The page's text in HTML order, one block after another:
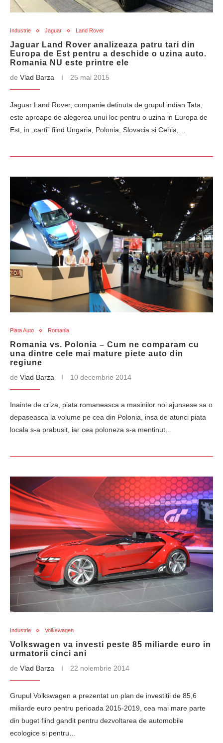
Industrie Jaguar Land Rover
Jaguar Land Rover analizeaza patru tari din
Europa de Est pentru a deschide o uzina auto.
Romania NU este printre ele
de Vlad Barza 25 mai 2015
Jaguar Land Rover, companie detinuta de grupul indian Tata,
este aproape de alegerea unui loc pentru o uzina in Europa de
Est, in „carti” fiind Ungaria, Polonia, Slovacia si Cehia,…
Piata Auto Romania
Romania vs. Polonia – Cum ne comparam cu
una dintre cele mai mature piete auto din
regiune
de Vlad Barza 10 decembrie 2014
Inainte de criza, piata romaneasca a masinilor noi ajunsese sa o
depaseasca la volume pe cea din Polonia, insa de atunci piata
locala s-a prabusit, iar cea poloneza s-a mentinut…
Industrie Volkswagen
Volkswagen va investi peste 85 miliarde euro in
urmatorii cinci ani
de Vlad Barza 22 noiembrie 2014
Grupul Volkswagen a prezentat un plan de investitii de 85,6
miliarde euro pentru perioada 2015-2019, cea mai mare parte
din buget fiind gandit pentru dezvoltarea de automobile
ecologice si pentru…